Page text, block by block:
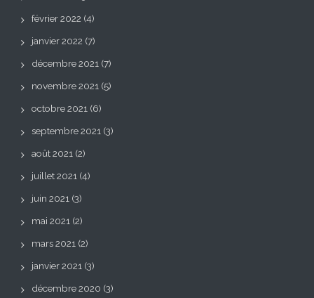
février 2022 (4)
janvier 2022 (7)
décembre 2021 (7)
novembre 2021 (5)
octobre 2021 (6)
septembre 2021 (3)
août 2021 (2)
juillet 2021 (4)
juin 2021 (3)
mai 2021 (2)
mars 2021 (2)
janvier 2021 (3)
décembre 2020 (3)